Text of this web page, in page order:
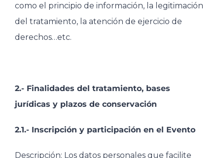
como el principio de información, la legitimación
del tratamiento, la atención de ejercicio de
derechos…etc.
2.- Finalidades del tratamiento, bases
jurídicas y plazos de conservación
2.1.- Inscripción y participación en el Evento
Descripción: Los datos personales que facilite